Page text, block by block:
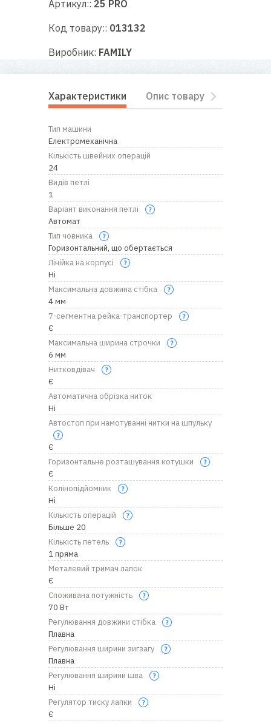
Артикул:: 25 PRO
Код товару:: 013132
Виробник: FAMILY
Характеристики Опис товару
Тип машини
Електромеханічна
Кількість швейних операцій
24
Видів петлі
1
Варіант виконання петлі
Автомат
Тип човника
Горизонтальний, що обертається
Лінійка на корпусі
Ні
Максимальна довжина стібка
4 мм
7-сегментна рейка-транспортер
Є
Максимальна ширина строчки
6 мм
Нитковдівач
Є
Автоматична обрізка ниток
Ні
Автостоп при намотуванні нитки на шпульку
Є
Горизонтальне розташування котушки
Є
Колінопідйомник
Ні
Кількість операцій
Більше 20
Кількість петель
1 пряма
Металевий тримач лапок
Є
Споживана потужність
70 Вт
Регулювання довжини стібка
Плавна
Регулювання ширини зигзагу
Плавна
Регулювання ширини шва
Ні
Регулятор тиску лапки
Є